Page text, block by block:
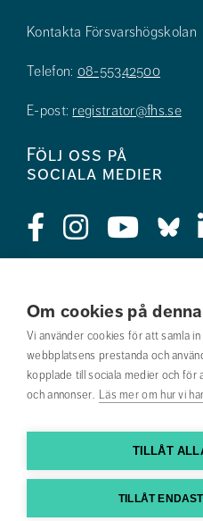
Om cookies på
Vi använder cookies för att samla
webbplatsens prestanda och
kopplade till sociala medier och för
och annonser. Läs mer om hur vi
TILLÅT
TILLÅT
Kontakta Försvarshögskolan
Telefon: 08-55342500
E-post: registrator@fhs.se
Följ oss på
sociala medier
Jobba hos oss
Nyhetsbrev
Om webbplatsen
Hitta till oss